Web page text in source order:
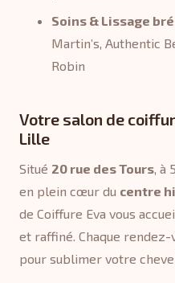
Soins & Lissage
Martin’s, Authentic
Robin
Votre salon de
Lille
Situé 20 rue des Tours ,
en plein cœur du centre
de Coiffure Eva vous
et raffiné. Chaque
pour sublimer votre